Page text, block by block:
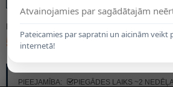
MODELIS:
58.55€
PIEEJAMĪBA:
PIEGĀDES LAIKS ~2
Atvainojamies par sagādātajām
Pateicamies par sapratni un aicinām veikt
internetā!